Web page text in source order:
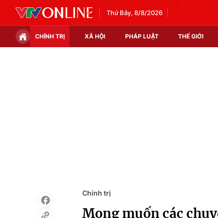
Thứ Bảy, 8/8/2026
CHÍNH TRỊ XÃ HỘI PHÁP LUẬT THẾ GIỚI
Chính trị
Mong muốn các